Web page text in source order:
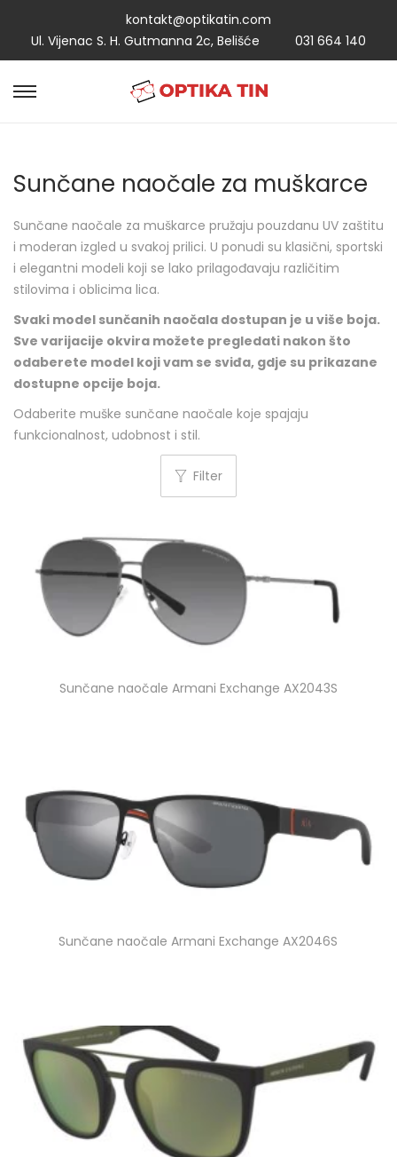
kontakt@optikatin.com
Ul. Vijenac S. H. Gutmanna 2c, Belišće
031 664 140
Sunčane naočale za muškarce
Sunčane naočale za muškarce pružaju pouzdanu UV zaštitu
i moderan izgled u svakoj prilici. U ponudi su klasični, sportski
i elegantni modeli koji se lako prilagođavaju različitim
stilovima i oblicima lica.
Svaki model sunčanih naočala dostupan je u više boja.
Sve varijacije okvira možete pregledati nakon što
odaberete model koji vam se sviđa, gdje su prikazane
dostupne opcije boja.
Odaberite muške sunčane naočale koje spajaju
funkcionalnost, udobnost i stil.
Filter
Sunčane naočale Armani Exchange AX2043S
Sunčane naočale Armani Exchange AX2046S